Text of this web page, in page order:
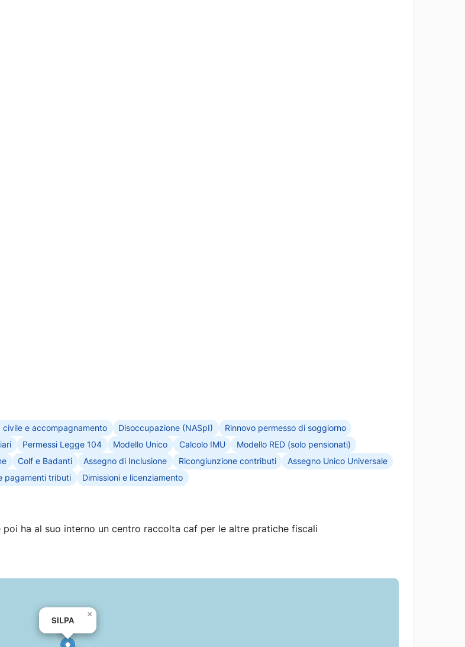
civile e accompagnamento Disoccupazione (NASpI)
Rinnovo permesso di soggiorno
Permessi Legge 104 Modello Unico Calcolo IMU
Modello RED (solo pensionati)
Colf e Badanti Assegno di Inclusione Ricongiunzione contributi
Assegno Unico Universale
pagamenti tributi Dimissioni e licenziamento
ha al suo interno un centro raccolta caf per le altre pratiche fiscali
SILPA
×